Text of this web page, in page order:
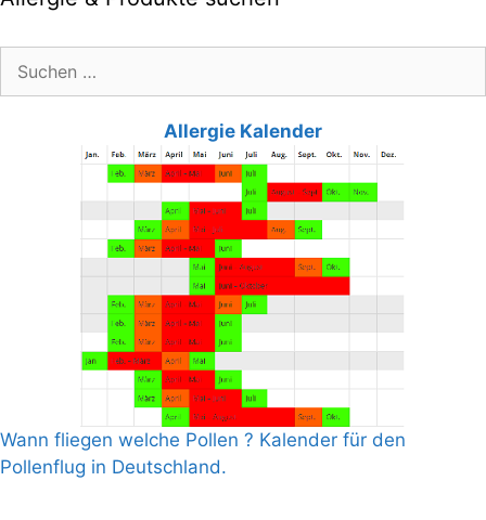
Allergie Kalender
Wann fliegen welche Pollen ? Kalender für den
Pollenflug in Deutschland.